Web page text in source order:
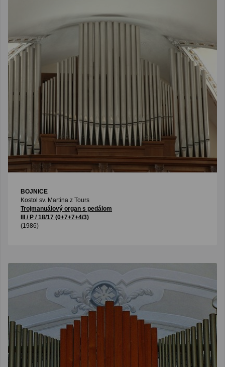
BOJNICE
Kostol sv. Martina z Tours
Trojmanuálový organ s pedálom
III / P / 18/17 (0+7+7+4/3)
(1986)